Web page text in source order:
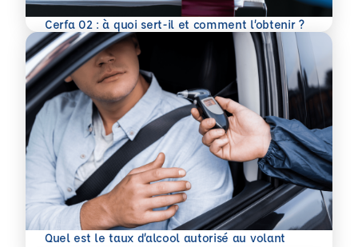
Cerfa 02 : à quoi sert-il et comment l’obtenir ?
En savoir plus
Quel est le taux d’alcool autorisé au volant